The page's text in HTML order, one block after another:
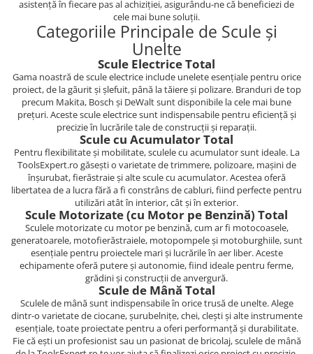
asistență în fiecare pas al achiziției, asigurându-ne că beneficiezi de
cele mai bune soluții.
Categoriile Principale de Scule și
Unelte
Scule Electrice Total
Gama noastră de scule electrice include unelete esențiale pentru orice
proiect, de la găurit și șlefuit, până la tăiere și polizare. Branduri de top
precum Makita, Bosch și DeWalt sunt disponibile la cele mai bune
prețuri. Aceste scule electrice sunt indispensabile pentru eficiență și
precizie în lucrările tale de construcții și reparații.
Scule cu Acumulator Total
Pentru flexibilitate și mobilitate, sculele cu acumulator sunt ideale. La
ToolsExpert.ro găsești o varietate de trimmere, polizoare, mașini de
înșurubat, fierăstraie și alte scule cu acumulator. Acestea oferă
libertatea de a lucra fără a fi constrâns de cabluri, fiind perfecte pentru
utilizări atât în interior, cât și în exterior.
Scule Motorizate (cu Motor pe Benzină) Total
Sculele motorizate cu motor pe benzină, cum ar fi motocoasele,
generatoarele, motofierăstraiele, motopompele și motoburghiile, sunt
esențiale pentru proiectele mari și lucrările în aer liber. Aceste
echipamente oferă putere și autonomie, fiind ideale pentru ferme,
grădini și construcții de anvergură.
Scule de Mână Total
Sculele de mână sunt indispensabile în orice trusă de unelte. Alege
dintr-o varietate de ciocane, șurubelnițe, chei, clești și alte instrumente
esențiale, toate proiectate pentru a oferi performanță și durabilitate.
Fie că ești un profesionist sau un pasionat de bricolaj, sculele de mână